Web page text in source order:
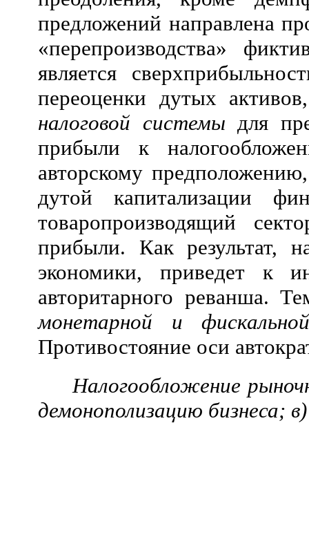
предложений направлена
«перепроизводства»
является
переоценки дутых
налоговой системы для
прибыли к
авторскому
дутой капитализации
товаропроизводящий
прибыли. Как результат,
экономики, приведет к
авторитарного реванша.
монетарной и
Противостояние оси
Налогообложение
демонополизацию бизнеса;